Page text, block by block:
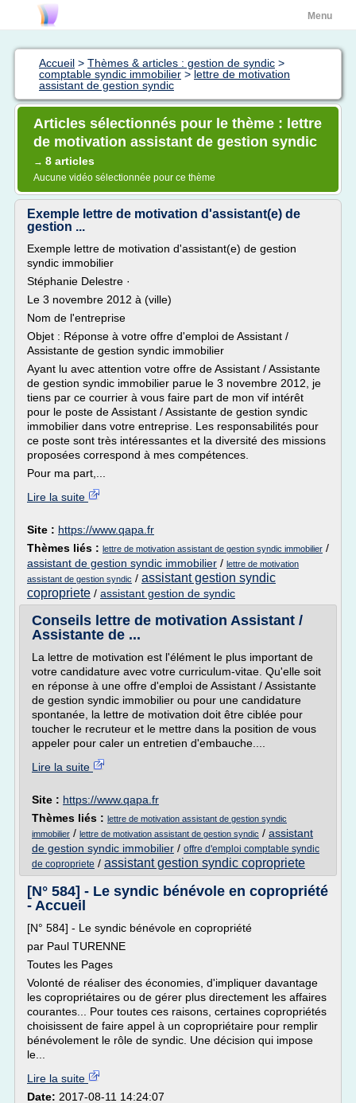
Menu
Accueil > Thèmes & articles : gestion de syndic >
comptable syndic immobilier > lettre de motivation
assistant de gestion syndic
Articles sélectionnés pour le thème : lettre
de motivation assistant de gestion syndic
→ 8 articles
Aucune vidéo sélectionnée pour ce thème
Exemple lettre de motivation d'assistant(e) de
gestion ...
Exemple lettre de motivation d'assistant(e) de gestion
syndic immobilier
Stéphanie Delestre ·
Le 3 novembre 2012 à (ville)
Nom de l'entreprise
Objet : Réponse à votre offre d'emploi de Assistant /
Assistante de gestion syndic immobilier
Ayant lu avec attention votre offre de Assistant / Assistante
de gestion syndic immobilier parue le 3 novembre 2012, je
tiens par ce courrier à vous faire part de mon vif intérêt
pour le poste de Assistant / Assistante de gestion syndic
immobilier dans votre entreprise. Les responsabilités pour
ce poste sont très intéressantes et la diversité des missions
proposées correspond à mes compétences.
Pour ma part,...
Lire la suite
Site : https://www.qapa.fr
Thèmes liés : lettre de motivation assistant de gestion syndic immobilier /
assistant de gestion syndic immobilier / lettre de motivation
assistant de gestion syndic / assistant gestion syndic
copropriete / assistant gestion de syndic
Conseils lettre de motivation Assistant /
Assistante de ...
La lettre de motivation est l'élément le plus important de
votre candidature avec votre curriculum-vitae. Qu'elle soit
en réponse à une offre d'emploi de Assistant / Assistante
de gestion syndic immobilier ou pour une candidature
spontanée, la lettre de motivation doit être ciblée pour
toucher le recruteur et le mettre dans la position de vous
appeler pour caler un entretien d'embauche....
Lire la suite
Site : https://www.qapa.fr
Thèmes liés : lettre de motivation assistant de gestion syndic
immobilier / lettre de motivation assistant de gestion syndic / assistant
de gestion syndic immobilier / offre d'emploi comptable syndic
de copropriete / assistant gestion syndic copropriete
[N° 584] - Le syndic bénévole en copropriété
- Accueil
[N° 584] - Le syndic bénévole en copropriété
par Paul TURENNE
Toutes les Pages
Volonté de réaliser des économies, d'impliquer davantage
les copropriétaires ou de gérer plus directement les affaires
courantes... Pour toutes ces raisons, certaines copropriétés
choisissent de faire appel à un copropriétaire pour remplir
bénévolement le rôle de syndic. Une décision qui impose
le...
Lire la suite
Date: 2017-08-11 14:24:07